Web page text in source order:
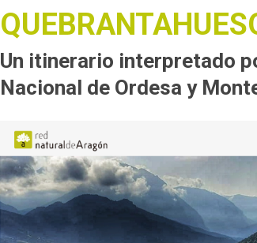
Un itinerario interpretado
Nacional de Ordesa y